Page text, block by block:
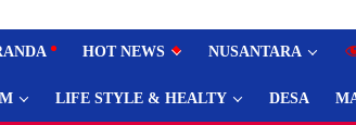
HOT NEWS NUSANTARA
LIFE STYLE & HEALTY DESA